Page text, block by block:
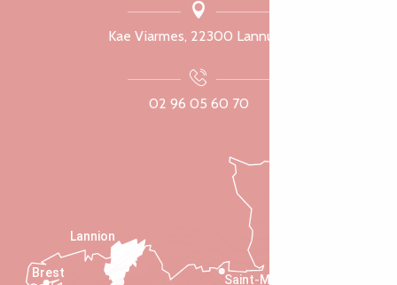
Kae Viarmes, 22300 Lannuon
02 96 05 60 70
Saint-Malo
Lannion
Brest